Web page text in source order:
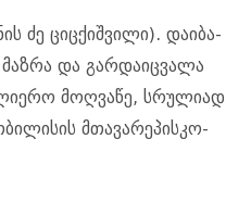
ძე ციცქიშ­ვი­ლი). და­ი­ბა­
და გარ­და­იც­ვა­ლა
მოღ­ვა­წე, სრუ­ლი­ად
მთა­ვა­რე­პის­კო­